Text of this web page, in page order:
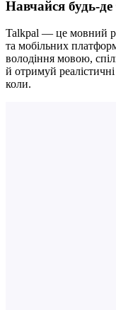
Навчайся будь-
Talkpal — це мовний
та мобільних
володіння мовою,
й отримуй
коли.